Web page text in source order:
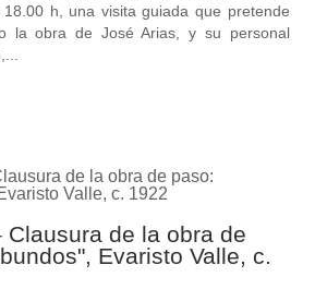
h, una visita guiada que pretende
la obra de José Arias, y su personal
Clausura de la obra de
Evaristo Valle, c.